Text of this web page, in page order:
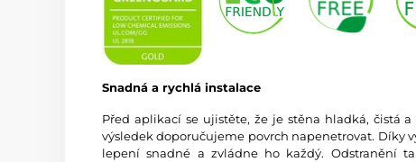
Snadná a rychlá instalace
Před aplikací se ujistěte, že je stěna hladká, čistá
výsledek doporučujeme povrch napenetrovat. Díky
lepení snadné a zvládne ho každý. Odstranění